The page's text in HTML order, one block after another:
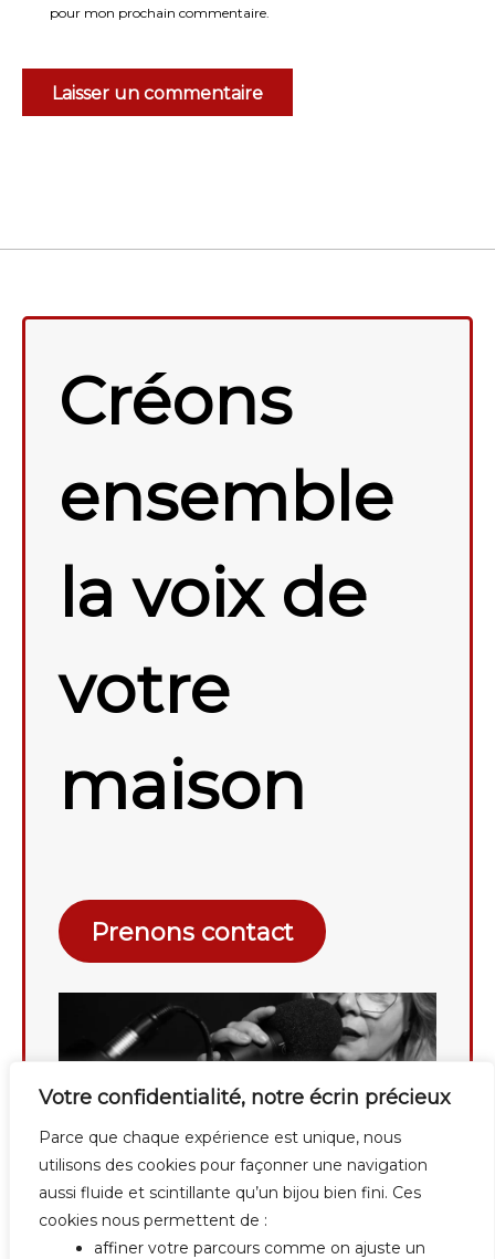
Votre confidentialité, notre écrin précieux
Parce que chaque expérience est unique, nous
utilisons des cookies pour façonner une navigation
aussi fluide et scintillante qu’un bijou bien fini. Ces
cookies nous permettent de :
affiner votre parcours comme on ajuste un
pour mon prochain commentaire.
Créons
ensemble
la voix de
votre
maison
Prenons contact